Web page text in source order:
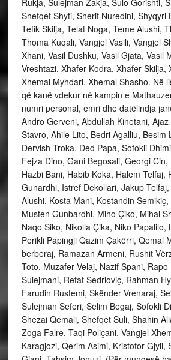
Rukja, Sulejman Zakja, Sulo Gorishti,
Shefqet Shyti, Sherif Nuredini, Shyqyri
Tefik Skilja, Telat Noga, Teme Alushi,
Thoma Kuqali, Vangjel Vasili, Vangjel
Xhani, Vasil Dushku, Vasil Gjata, Vasil
Vreshtazi, Xhafer Kodra, Xhafer Skilja,
Xhemal Myhdari, Xhemal Shasho. Në
që kanë vdekur në kampin e
numri personal, emri dhe datëlindja
Andro Gerveni, Abdullah Kinetani,
Stavro, Ahile Lito, Bedri Agalliu, Besim
Dervish Troka, Ded Papa, Sofokli
Fejza Dino, Gani Begosali, Georgi
Hazbi Bani, Habib Koka, Halem Telfaj,
Gunardhi, Istref Dekollari, Jakup
Alushi, Kosta Mani, Kostandin
Musten Gunbardhi, Miho Çiko, Mihal
Naqo Siko, Nikolla Çika, Niko Papalilo,
Perikli Papingji Qazim Çakërri, Qemal
berberaj, Ramazan Armeni, Rushit
Toto, Muzafer Velaj, Nazif Spani, Rapo
Sulejmani, Refat Sedrioviç, Rahman
Farudin Rustemi, Skënder Vrenaraj,
Sulejman Seferi, Selim Begaj, Sofokli
Shezai Qemali, Shefqet Suli, Shahin
Zoga Falre, Taqi Poliçani, Vangjel
Karagjozi, Qerim Asimi, Kristofor Gjyli,